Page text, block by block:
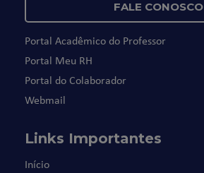
FALE CONOSCO
Portal Acadêmico do Professor
Portal Meu RH
Portal do Colaborador
Webmail
Links Importantes
Início